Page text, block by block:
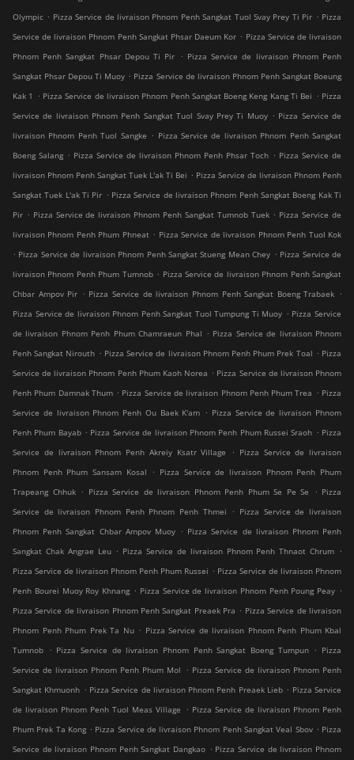
Olympic . Pizza Service de livraison Phnom Penh Sangkat Tuol Svay Prey Ti Pir . Pizza
Service de livraison Phnom Penh Sangkat Phsar Daeum Kor . Pizza Service de livraison
Phnom Penh Sangkat Phsar Depou Ti Pir
. Pizza Service de livraison Phnom Penh
Sangkat Phsar Depou Ti Muoy . Pizza Service de livraison Phnom Penh Sangkat Boeung
Kak 1
. Pizza Service de livraison Phnom Penh Sangkat Boeng Keng Kang Ti Bei . Pizza
Service de livraison Phnom Penh Sangkat Tuol Svay Prey Ti Muoy . Pizza Service de
livraison Phnom Penh Tuol Sangke . Pizza Service de livraison Phnom Penh Sangkat
Boeng Salang . Pizza Service de livraison Phnom Penh Phsar Toch . Pizza Service de
livraison Phnom Penh Sangkat Tuek L'ak Ti Bei . Pizza Service de livraison Phnom Penh
Sangkat Tuek L'ak Ti Pir . Pizza Service de livraison Phnom Penh Sangkat Boeng Kak Ti
Pir . Pizza Service de livraison Phnom Penh Sangkat Tumnob Tuek . Pizza Service de
livraison Phnom Penh Phum Phneat . Pizza Service de livraison Phnom Penh Tuol Kok
. Pizza Service de livraison Phnom Penh Sangkat Stueng Mean Chey . Pizza Service de
livraison Phnom Penh Phum Tumnob . Pizza Service de livraison Phnom Penh Sangkat
Chbar Ampov Pir . Pizza Service de livraison Phnom Penh Sangkat Boeng Trabaek .
Pizza Service de livraison Phnom Penh Sangkat Tuol Tumpung Ti Muoy . Pizza Service
de livraison Phnom Penh Phum Chamraeun Phal . Pizza Service de livraison Phnom
Penh Sangkat Nirouth . Pizza Service de livraison Phnom Penh Phum Prek Toal . Pizza
Service de livraison Phnom Penh Phum Kaoh Norea . Pizza Service de livraison Phnom
Penh Phum Damnak Thum . Pizza Service de livraison Phnom Penh Phum Trea . Pizza
Service de livraison Phnom Penh Ou Baek K'am . Pizza Service de livraison Phnom
Penh Phum Bayab . Pizza Service de livraison Phnom Penh Phum Russei Sraoh . Pizza
Service de livraison Phnom Penh Akreiy Ksatr Village
. Pizza Service de livraison
Phnom Penh Phum Sansam Kosal
. Pizza Service de livraison Phnom Penh Phum
Trapeang Chhuk
. Pizza Service de livraison Phnom Penh Phum Se Pe Se . Pizza
Service de livraison Phnom Penh Phnom Penh Thmei
. Pizza Service de livraison
Phnom Penh Sangkat Chbar Ampov Muoy . Pizza Service de livraison Phnom Penh
Sangkat Chak Angrae Leu . Pizza Service de livraison Phnom Penh Thnaot Chrum .
Pizza Service de livraison Phnom Penh Phum Russei . Pizza Service de livraison Phnom
Penh Bourei Muoy Roy Khnang . Pizza Service de livraison Phnom Penh Poung Peay .
Pizza Service de livraison Phnom Penh Sangkat Preaek Pra . Pizza Service de livraison
Phnom Penh Phum Prek Ta Nu . Pizza Service de livraison Phnom Penh Phum Kbal
Tumnob
. Pizza Service de livraison Phnom Penh Sangkat Boeng Tumpun . Pizza
Service de livraison Phnom Penh Phum Mol
. Pizza Service de livraison Phnom Penh
Sangkat Khmuonh . Pizza Service de livraison Phnom Penh Preaek Lieb . Pizza Service
de livraison Phnom Penh Tuol Meas Village
. Pizza Service de livraison Phnom Penh
Phum Prek Ta Kong . Pizza Service de livraison Phnom Penh Sangkat Veal Sbov . Pizza
Service de livraison Phnom Penh Sangkat Dangkao . Pizza Service de livraison Phnom